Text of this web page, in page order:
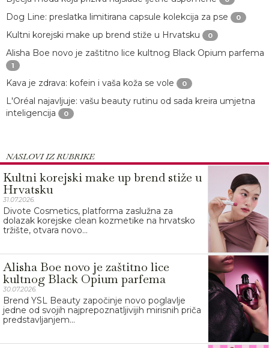
Dog Line: preslatka limitirana capsule kolekcija za pse 0
Kultni korejski make up brend stiže u Hrvatsku 0
Alisha Boe novo je zaštitno lice kultnog Black Opium parfema
1
Kava je zdrava: kofein i vaša koža se vole 0
L'Oréal najavljuje: vašu beauty rutinu od sada kreira umjetna
inteligencija
0
NASLOVI IZ RUBRIKE
Kultni korejski make up brend stiže u
Hrvatsku
31.07.2026.
Divote Cosmetics, platforma zaslužna za
dolazak korejske clean kozmetike na hrvatsko
tržište, otvara novo...
Alisha Boe novo je zaštitno lice
kultnog Black Opium parfema
30.07.2026.
Brend YSL Beauty započinje novo poglavlje
jedne od svojih najprepoznatljivijih mirisnih priča
predstavljanjem...